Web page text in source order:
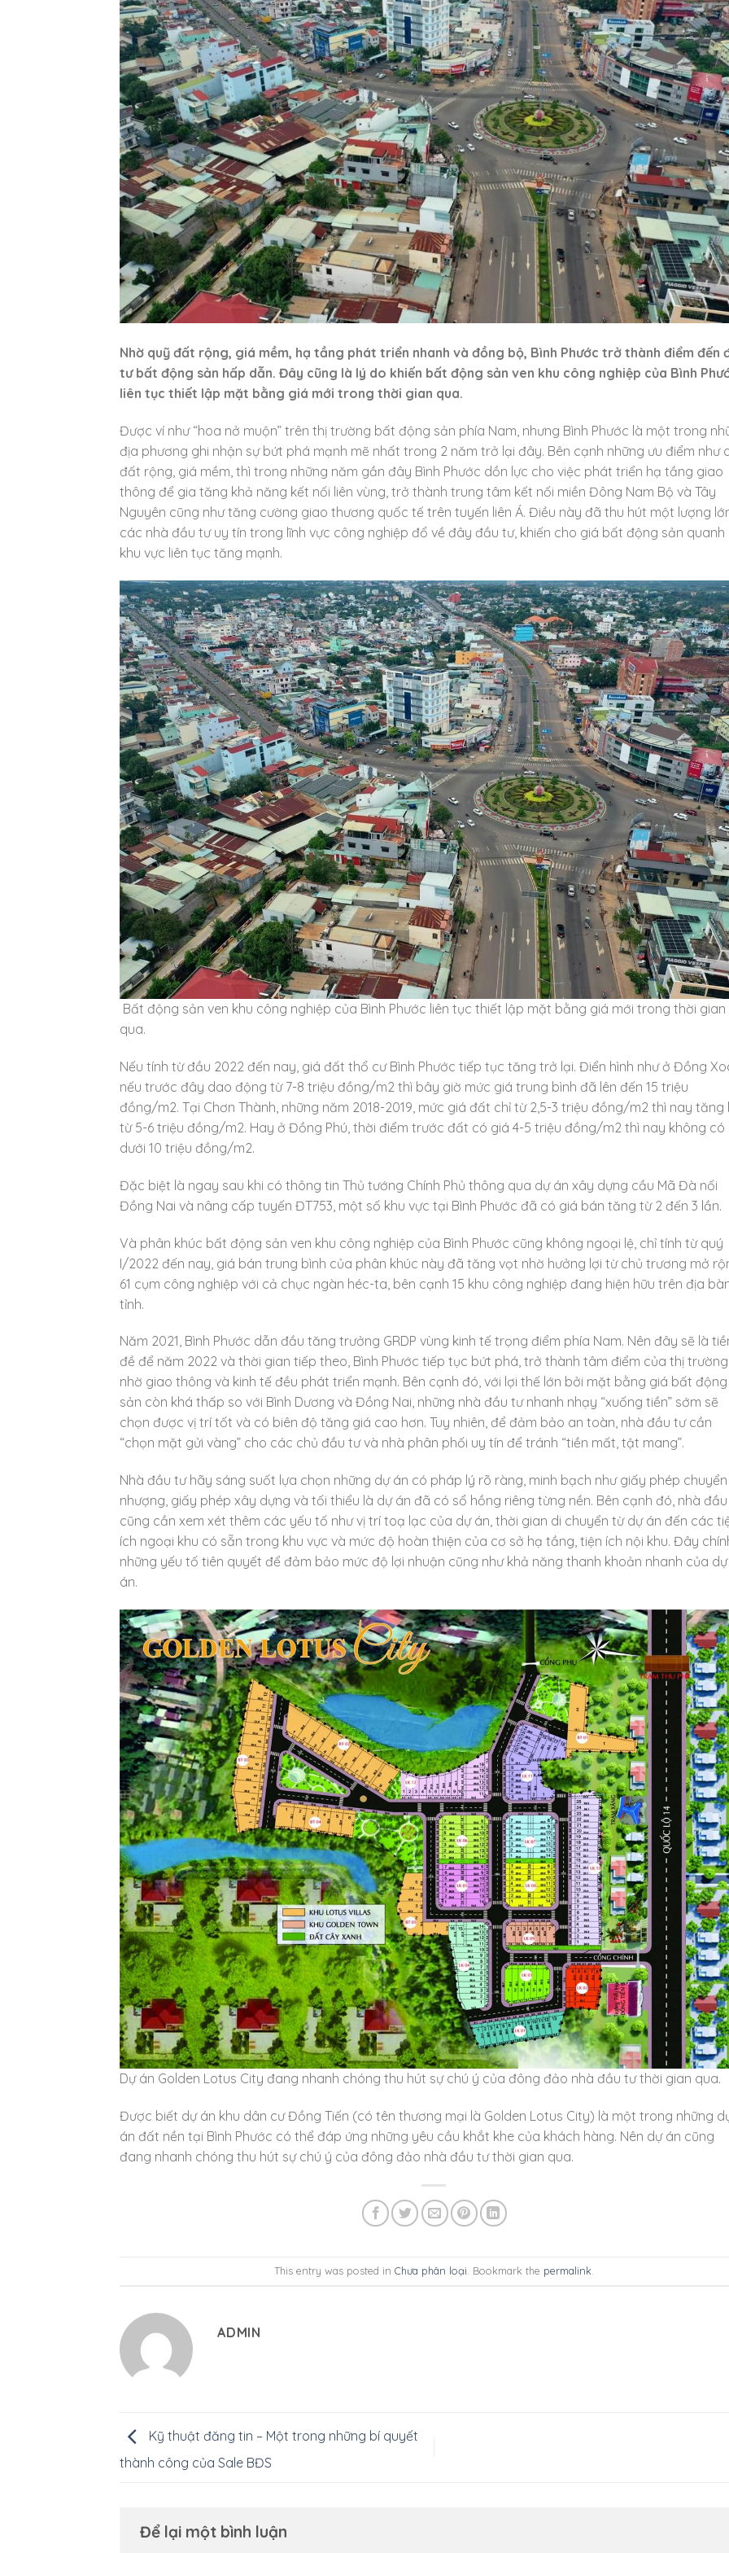
Nhờ quỹ đất rộng, giá mềm, hạ tầng phát triển nhanh và đồng bộ, Bình Phước trở thành điểm đến
tư bất động sản hấp dẫn. Đây cũng là lý do khiến bất động sản ven khu công nghiệp của Bình
liên tục thiết lập mặt bằng giá mới trong thời gian qua.
Được ví như “hoa nở muộn” trên thị trường bất động sản phía Nam, nhưng Bình Phước là một trong
địa phương ghi nhận sự bứt phá mạnh mẽ nhất trong 2 năm trở lại đây. Bên cạnh những ưu điểm như
đất rộng, giá mềm, thì trong những năm gần đây Bình Phước dồn lực cho việc phát triển hạ tầng giao
thông để gia tăng khả năng kết nối liên vùng, trở thành trung tâm kết nối miền Đông Nam Bộ và Tây
Nguyên cũng như tăng cường giao thương quốc tế trên tuyến liên Á. Điều này đã thu hút một lượng
các nhà đầu tư uy tín trong lĩnh vực công nghiệp đổ về đây đầu tư, khiến cho giá bất động sản quanh
khu vực liên tục tăng mạnh.
Bất động sản ven khu công nghiệp của Bình Phước liên tục thiết lập mặt bằng giá mới trong thời gian
qua.
Nếu tính từ đầu 2022 đến nay, giá đất thổ cư Bình Phước tiếp tục tăng trở lại. Điển hình như ở Đồng
nếu trước đây dao động từ 7-8 triệu đồng/m2 thì bây giờ mức giá trung bình đã lên đến 15 triệu
đồng/m2. Tại Chơn Thành, những năm 2018-2019, mức giá đất chỉ từ 2,5-3 triệu đồng/m2 thì nay tăng
từ 5-6 triệu đồng/m2. Hay ở Đồng Phú, thời điểm trước đất có giá 4-5 triệu đồng/m2 thì nay không có
dưới 10 triệu đồng/m2.
Đặc biệt là ngay sau khi có thông tin Thủ tướng Chính Phủ thông qua dự án xây dựng cầu Mã Đà nối
Đồng Nai và nâng cấp tuyến ĐT753, một số khu vực tại Bình Phước đã có giá bán tăng từ 2 đến 3 lần.
Và phân khúc bất động sản ven khu công nghiệp của Bình Phước cũng không ngoại lệ, chỉ tính từ quý
I/2022 đến nay, giá bán trung bình của phân khúc này đã tăng vọt nhờ hưởng lợi từ chủ trương mở
61 cụm công nghiệp với cả chục ngàn héc-ta, bên cạnh 15 khu công nghiệp đang hiện hữu trên địa
tỉnh.
Năm 2021, Bình Phước dẫn đầu tăng trưởng GRDP vùng kinh tế trọng điểm phía Nam. Nên đây sẽ là
đề để năm 2022 và thời gian tiếp theo, Bình Phước tiếp tục bứt phá, trở thành tâm điểm của thị trường
nhờ giao thông và kinh tế đều phát triển mạnh. Bên cạnh đó, với lợi thế lớn bởi mặt bằng giá bất động
sản còn khá thấp so với Bình Dương và Đồng Nai, những nhà đầu tư nhanh nhạy “xuống tiền” sớm sẽ
chọn được vị trí tốt và có biên độ tăng giá cao hơn. Tuy nhiên, để đảm bảo an toàn, nhà đầu tư cần
“chọn mặt gửi vàng” cho các chủ đầu tư và nhà phân phối uy tín để tránh “tiền mất, tật mang”.
Nhà đầu tư hãy sáng suốt lựa chọn những dự án có pháp lý rõ ràng, minh bạch như giấy phép chuyển
nhượng, giấy phép xây dựng và tối thiểu là dự án đã có sổ hồng riêng từng nền. Bên cạnh đó, nhà
cũng cần xem xét thêm các yếu tố như vị trí toạ lạc của dự án, thời gian di chuyển từ dự án đến các
ích ngoại khu có sẵn trong khu vực và mức độ hoàn thiện của cơ sở hạ tầng, tiện ích nội khu. Đây
những yếu tố tiên quyết để đảm bảo mức độ lợi nhuận cũng như khả năng thanh khoản nhanh của dự
án.
Dự án Golden Lotus City đang nhanh chóng thu hút sự chú ý của đông đảo nhà đầu tư thời gian qua.
Được biết dự án khu dân cư Đồng Tiến (có tên thương mại là Golden Lotus City) là một trong những
án đất nền tại Bình Phước có thể đáp ứng những yêu cầu khắt khe của khách hàng. Nên dự án cũng
đang nhanh chóng thu hút sự chú ý của đông đảo nhà đầu tư thời gian qua.
This entry was posted in Chưa phân loại . Bookmark the permalink
ADMIN
Kỹ thuật đăng tin – Một trong những bí quyết
thành công của Sale BĐS
Để lại một bình luận